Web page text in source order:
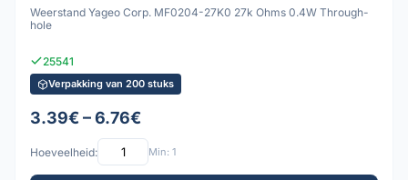
Weerstand Yageo Corp. MF0204-27K0 27k Ohms 0.4W Through-
hole
25541
Verpakking van 200 stuks
3.39€ – 6.76€
Hoeveelheid: Min: 1